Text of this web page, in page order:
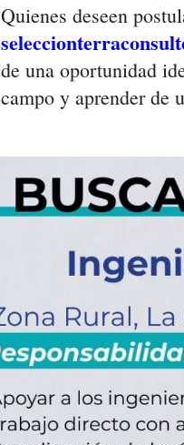
Quienes deseen
de una oportunidad
campo y aprender de